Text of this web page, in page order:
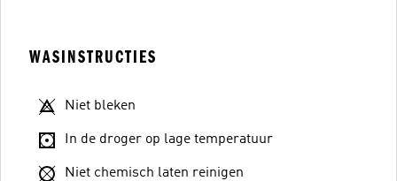
WASINSTRUCTIES
Niet bleken
In de droger op lage temperatuur
Niet chemisch laten reinigen